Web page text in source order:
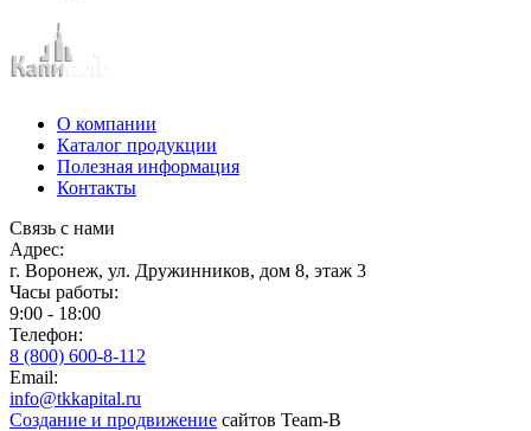
О компании
Каталог продукции
Полезная информация
Контакты
Связь с нами
Адрес:
г. Воронеж, ул. Дружинников, дом 8, этаж 3
Часы работы:
9:00 - 18:00
Телефон:
8 (800) 600-8-112
Email:
info@tkkapital.ru
Создание и продвижение сайтов Team-B